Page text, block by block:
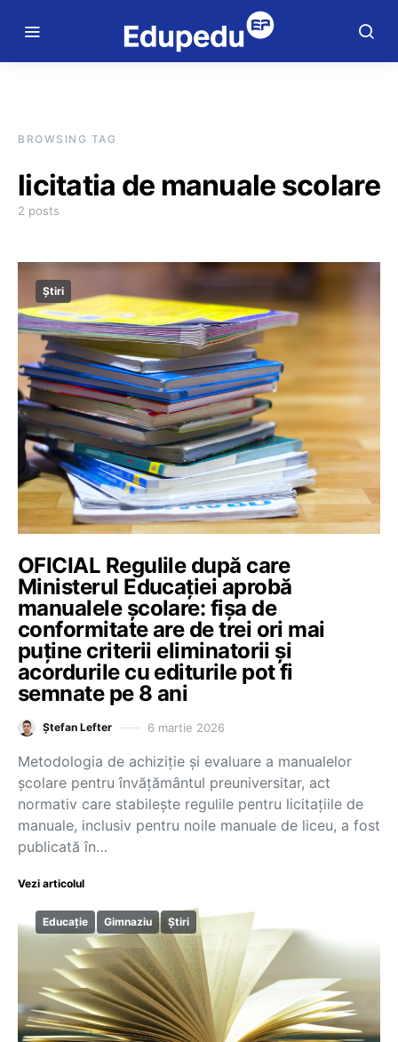
BROWSING TAG
licitatia de manuale scolare
2 posts
Știri
OFICIAL Regulile după care
Ministerul Educației aprobă
manualele școlare: fișa de
conformitate are de trei ori mai
puține criterii eliminatorii și
acordurile cu editurile pot fi
semnate pe 8 ani
Ștefan Lefter 6 martie 2026
Metodologia de achiziție și evaluare a manualelor
școlare pentru învățământul preuniversitar, act
normativ care stabilește regulile pentru licitațiile de
manuale, inclusiv pentru noile manuale de liceu, a fost
publicată în…
Vezi articolul
Educație Gimnaziu Știri